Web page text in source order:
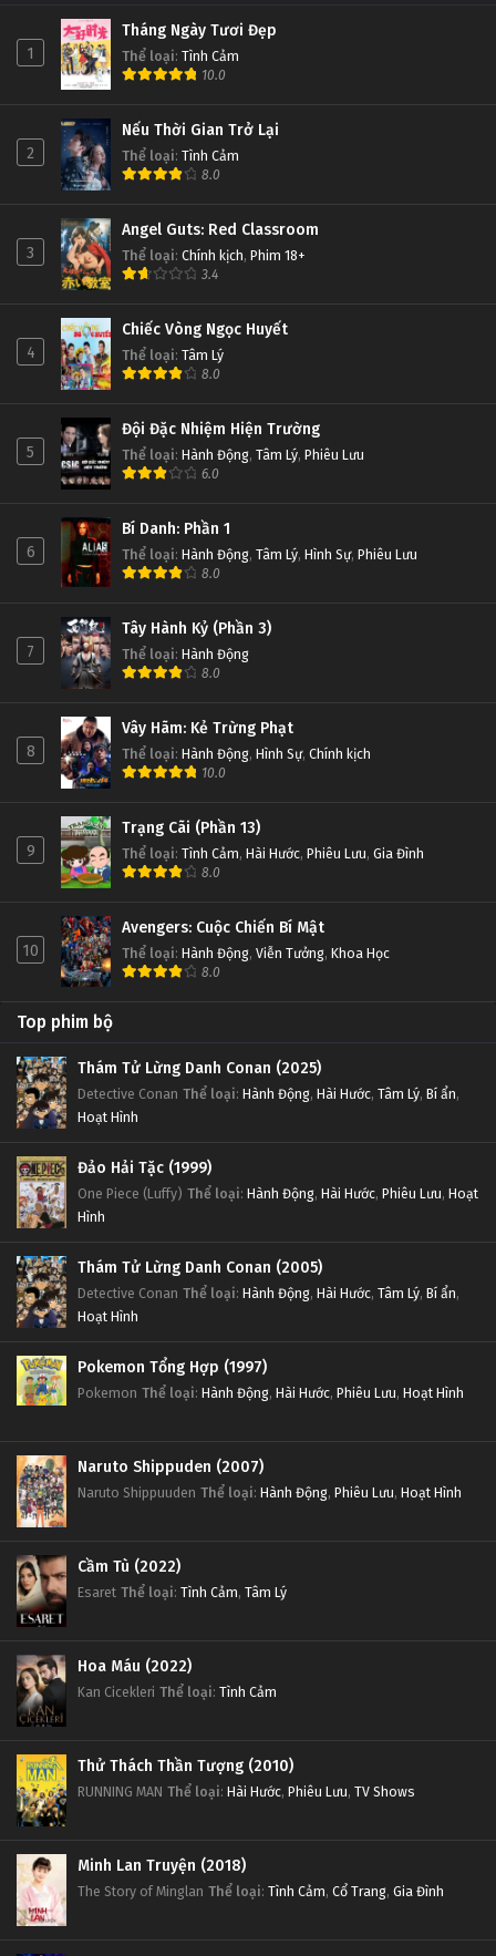
1
Tháng Ngày Tươi Đẹp
Thể loại: Tình Cảm
10.0
2
Nếu Thời Gian Trở Lại
Thể loại: Tình Cảm
8.0
3
Angel Guts: Red Classroom
Thể loại: Chính kịch, Phim 18+
3.4
4
Chiếc Vòng Ngọc Huyết
Thể loại: Tâm Lý
8.0
5
Đội Đặc Nhiệm Hiện Trường
Thể loại: Hành Động, Tâm Lý, Phiêu Lưu
6.0
6
Bí Danh: Phần 1
Thể loại: Hành Động, Tâm Lý, Hình Sự, Phiêu Lưu
8.0
7
Tây Hành Kỷ (Phần 3)
Thể loại: Hành Động
8.0
8
Vây Hãm: Kẻ Trừng Phạt
Thể loại: Hành Động, Hình Sự, Chính kịch
10.0
9
Trạng Cãi (Phần 13)
Thể loại: Tình Cảm, Hài Hước, Phiêu Lưu, Gia Đình
8.0
10
Avengers: Cuộc Chiến Bí Mật
Thể loại: Hành Động, Viễn Tưởng, Khoa Học
8.0
Top phim bộ
Thám Tử Lừng Danh Conan (2025)
Detective Conan Thể loại: Hành Động, Hài Hước, Tâm Lý, Bí ẩn,
Hoạt Hình
Đảo Hải Tặc (1999)
One Piece (Luffy) Thể loại: Hành Động, Hài Hước, Phiêu Lưu, Hoạt
Hình
Thám Tử Lừng Danh Conan (2005)
Detective Conan Thể loại: Hành Động, Hài Hước, Tâm Lý, Bí ẩn,
Hoạt Hình
Pokemon Tổng Hợp (1997)
Pokemon Thể loại: Hành Động, Hài Hước, Phiêu Lưu, Hoạt Hình
Naruto Shippuden (2007)
Naruto Shippuuden Thể loại: Hành Động, Phiêu Lưu, Hoạt Hình
Cầm Tù (2022)
Esaret Thể loại: Tình Cảm, Tâm Lý
Hoa Máu (2022)
Kan Cicekleri Thể loại: Tình Cảm
Thử Thách Thần Tượng (2010)
RUNNING MAN Thể loại: Hài Hước, Phiêu Lưu, TV Shows
Minh Lan Truyện (2018)
The Story of Minglan Thể loại: Tình Cảm, Cổ Trang, Gia Đình